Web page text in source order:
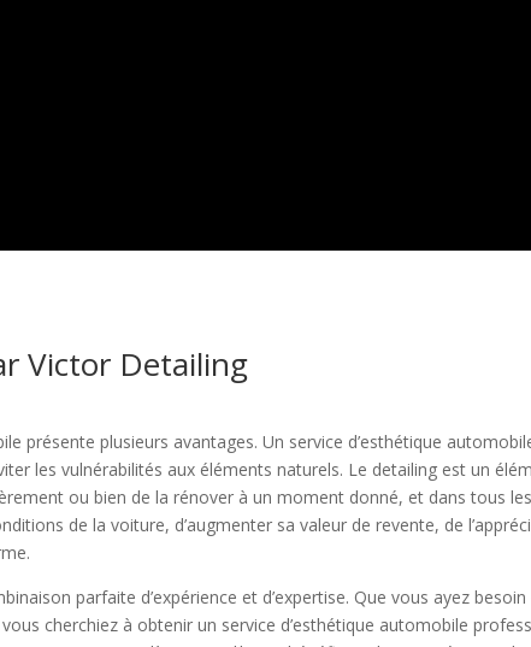
Victor Detailing
présente plusieurs avantages. Un service d’esthétique
les vulnérabilités aux éléments naturels. Le detailing est un
ou bien de la rénover à un moment donné, et dans tous
de la voiture, d’augmenter sa valeur de revente, de
parfaite d’expérience et d’expertise. Que vous ayez
cherchiez à obtenir un service d’esthétique automobile